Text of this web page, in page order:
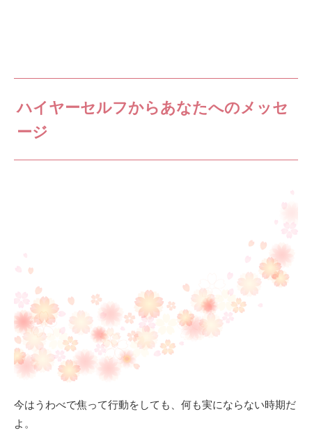
ハイヤーセルフからあなたへのメッセ
ージ
今はうわべで焦って行動をしても、何も実にならない時期だ
よ。